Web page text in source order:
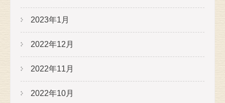
2023年1月
2022年12月
2022年11月
2022年10月